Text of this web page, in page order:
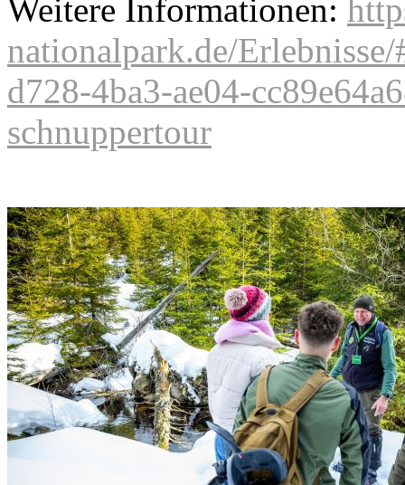
Weitere Informationen:
nationalpark.de/
d728-4ba3-ae04-
schnuppertour